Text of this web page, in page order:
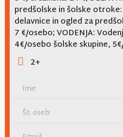
predšolske in šolske
delavnice in ogled za
7 €/osebo; VODENJA:
4€/osebo šolske skupine,
2+